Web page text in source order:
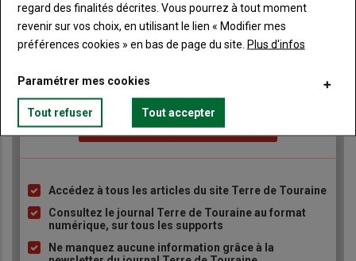
TITRE JE M'ABONNE
Body A partir de 85€
Lien JE M'ABONNE
Liste
à
puce
Accédez à tous les articles du site Terre de Touraine
Consultez le journal Terre de Touraine au format
numérique, sur tous les supports
Ne manquez aucune information grâce à la
regard des finalités décrites. Vous pourrez à tout moment
revenir sur vos choix, en utilisant le lien « Modifier mes
préférences cookies » en bas de page du site. Plus d'infos
Paramétrer mes cookies
Tout refuser Tout accepter